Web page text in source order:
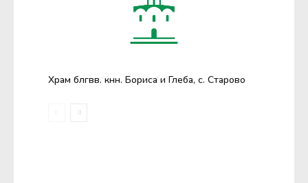
Храм блгвв. кнн. Бориса и Глеба, с. Старово